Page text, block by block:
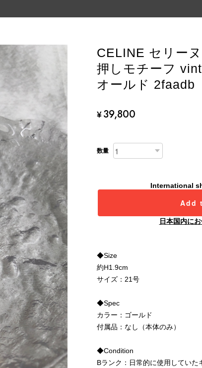
CELINE セリー
押しモチーフ
オールド 2faadb
¥39,800
数量
International
Add
日本国内に
◆Size
約H1.9cm
サイズ：21号
◆Spec
カラー：ゴールド
付属品：なし（本体のみ）
◆Condition
Bランク：日常的に使用してい